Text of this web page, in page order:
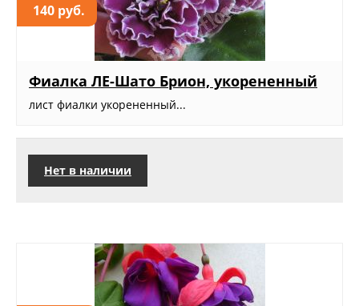
140 руб.
Фиалка ЛЕ-Шато Брион, укорененный
лист фиалки укорененный...
Нет в наличии